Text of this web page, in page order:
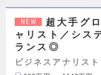
NEW
超大手グ
ャリスト／シス
ランス◎
ビジネスアナリス